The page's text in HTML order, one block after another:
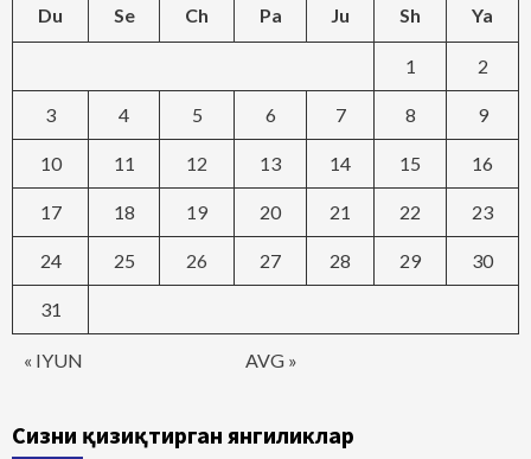
Du Se Ch Pa Ju Sh Ya
« IYUN AVG »
1 2
3 4 5 6 7 8 9
10 11 12 13 14 15 16
17 18 19 20 21 22 23
24 25 26 27 28 29 30
31
Сизни қизиқтирган янгиликлар